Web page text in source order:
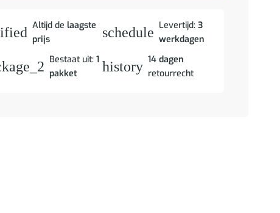
Altijd de laagste
prijs
schedule Levertijd:3
werkdagen
Bestaat uit: 1
pakket
history 14 dagen
retourrecht